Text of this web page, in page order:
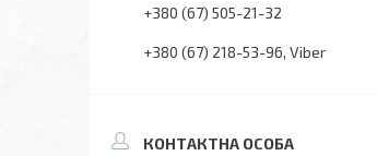
+380 (67) 505-21-32
+380 (67) 218-53-96 Viber